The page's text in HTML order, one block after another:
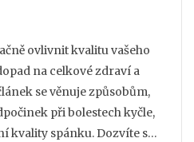
ovlivnit kvalitu vašeho
na celkové zdraví a
se věnuje způsobům,
při bolestech kyčle,
kvality spánku. Dozvíte se,